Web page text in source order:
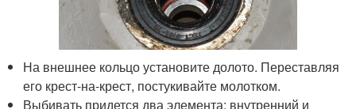
На внешнее кольцо установите долото. Переставляя
его крест-на-крест, постукивайте молотком.
Выбивать придется два элемента: внутренний и